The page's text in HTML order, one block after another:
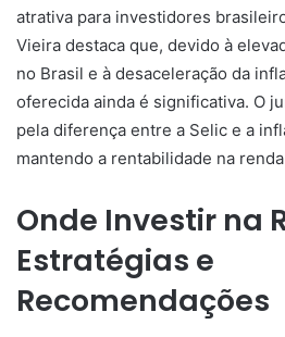
atrativa para investidores
Vieira destaca que, devido à
no Brasil e à desaceleração da
oferecida ainda é significativa. O
pela diferença entre a Selic e a
mantendo a rentabilidade na
Onde Investir na
Estratégias e
Recomendações